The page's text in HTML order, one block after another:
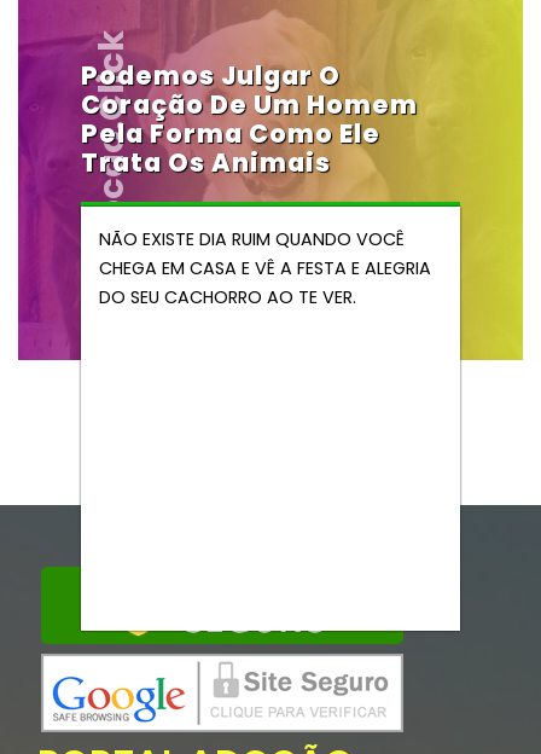
Vendocao.click
Podemos Julgar O
Coração De Um Homem
Pela Forma Como Ele
Trata Os Animais
NÃO EXISTE DIA RUIM QUANDO VOCÊ
CHEGA EM CASA E VÊ A FESTA E ALEGRIA
DO SEU CACHORRO AO TE VER.